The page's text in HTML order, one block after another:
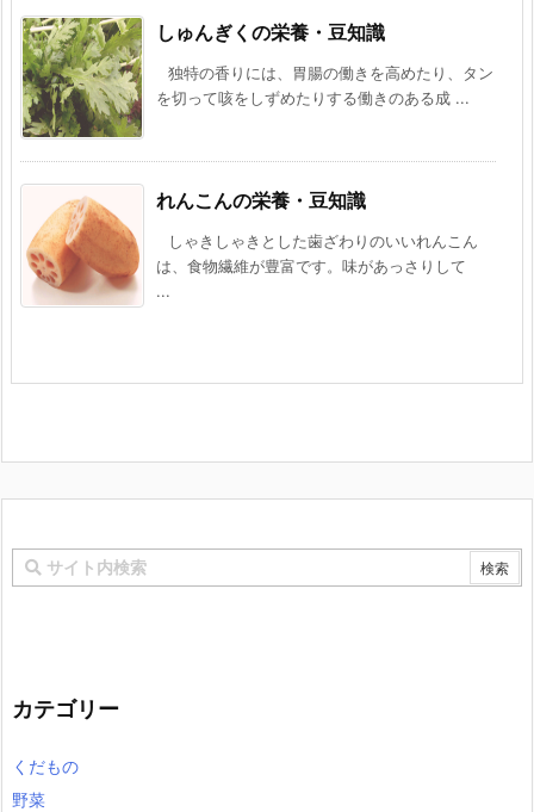
しゅんぎくの栄養・豆知識
独特の香りには、胃腸の働きを高めたり、タン
を切って咳をしずめたりする働きのある成 ...
れんこんの栄養・豆知識
しゃきしゃきとした歯ざわりのいいれんこん
は、食物繊維が豊富です。味があっさりして
...
カテゴリー
くだもの
野菜